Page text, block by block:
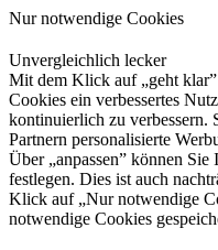
Nur notwendige Cookies
Unvergleichlich lecker
Mit dem Klick auf „geht
Cookies ein verbessertes
kontinuierlich zu verbessern.
Partnern personalisierte
Über „anpassen” können
festlegen. Dies ist auch
Klick auf „Nur notwendige
notwendige Cookies